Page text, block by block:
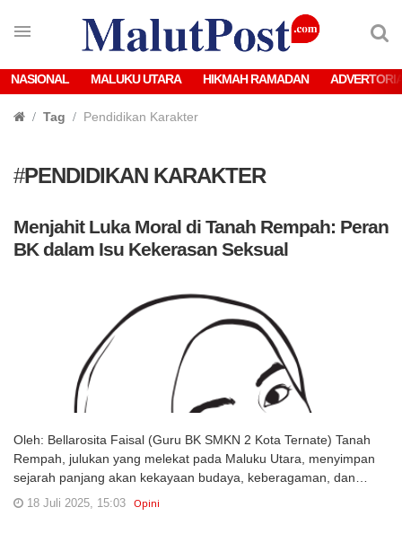
NASIONAL MALUKU UTARA HIKMAH RAMADAN
Tag Pendidikan Karakter
#PENDIDIKAN KARAKTER
Menjahit Luka Moral di Tanah Rempah: Peran
BK dalam Isu Kekerasan Seksual
Oleh: Bellarosita Faisal (Guru BK SMKN 2 Kota Ternate) Tanah
Rempah, julukan yang melekat pada Maluku Utara, menyimpan
sejarah panjang akan kekayaan budaya, keberagaman, dan…
18 Juli 2025, 15:03 Opini